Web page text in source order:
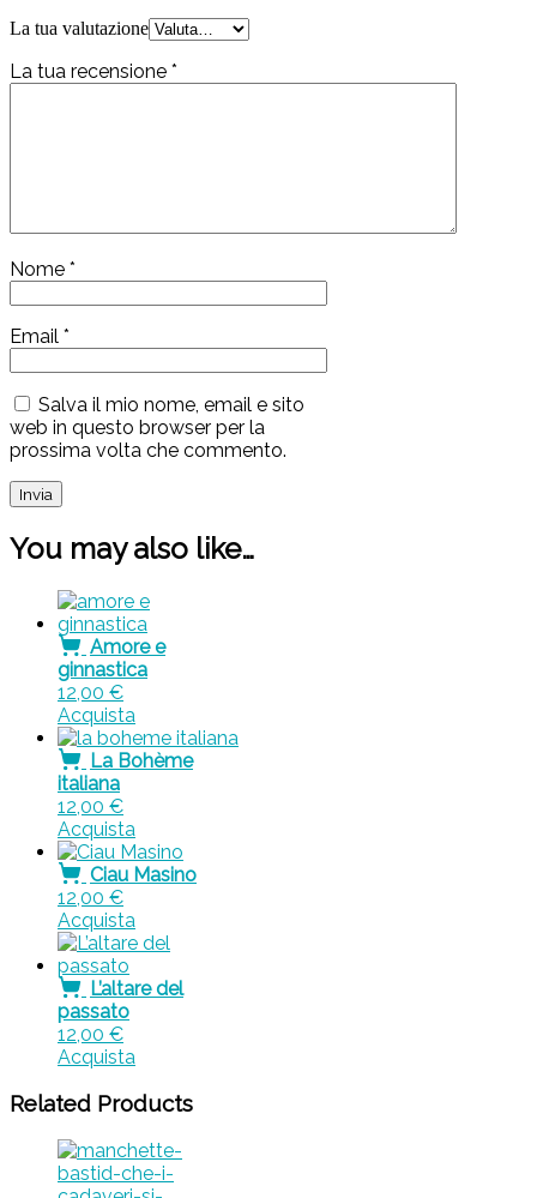
La tua valutazione
La tua recensione *
Nome *
Email *
Salva il mio nome, email e sito
web in questo browser per la
prossima volta che commento.
You may also like…
Amore e
ginnastica
12,00 €
Acquista
La Bohème
italiana
12,00 €
Acquista
Ciau Masino
12,00 €
Acquista
L’altare del
passato
12,00 €
Acquista
Related Products